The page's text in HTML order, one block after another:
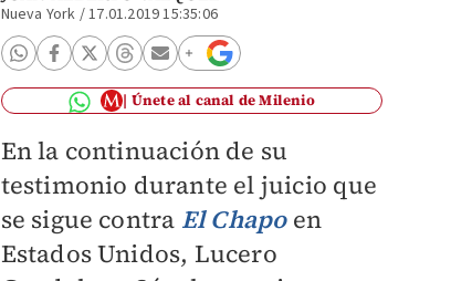
Nueva York /17.01.2019 15:35:06
Únete al canal de Milenio
En la continuación de su
testimonio durante el juicio que
se sigue contra El Chapo en
Estados Unidos, Lucero